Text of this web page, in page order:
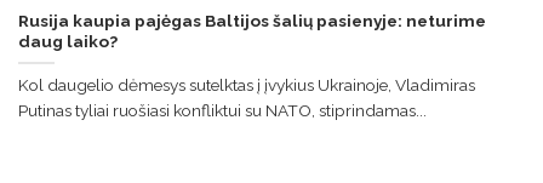
Rusija kaupia pajėgas Baltijos šalių pasienyje: neturime
daug laiko?
Kol daugelio dėmesys sutelktas į įvykius Ukrainoje, Vladimiras
Putinas tyliai ruošiasi konfliktui su NATO, stiprindamas...